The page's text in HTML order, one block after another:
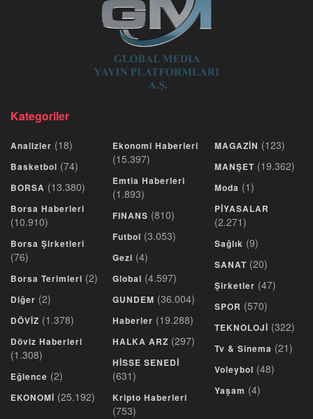
Kategoriler
Analizler (18)
Basketbol (74)
BORSA (13.380)
Borsa Haberleri
(10.910)
Borsa Şirketleri
(76)
Borsa Terimleri (2)
Diğer (2)
DÖVİZ (1.378)
Döviz Haberleri
(1.308)
Eğlence (2)
EKONOMİ (25.192)
Ekonomi Haberleri
(15.397)
Emtia Haberleri
(1.893)
FINANS (810)
Futbol (3.053)
Gezi (4)
Global (4.597)
GUNDEM (36.004)
Haberler (19.288)
HALKA ARZ (297)
HİSSE SENEDİ
(631)
Kripto Haberleri
(753)
MAGAZİN (123)
MANŞET (19.362)
Moda (1)
PİYASALAR
(2.271)
Sağlık (9)
SANAT (20)
Şirketler (47)
SPOR (570)
TEKNOLOJİ (322)
Tv & Sinema (21)
Voleybol (48)
Yaşam (4)